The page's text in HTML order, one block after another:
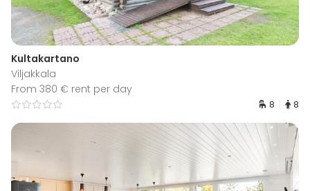
Kultakartano
Viljakkala
From 380 € rent per day
8 8